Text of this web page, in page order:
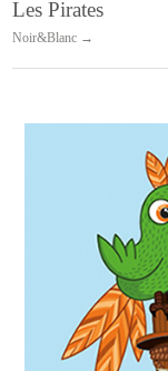
Les Pirates
Noir&Blanc →